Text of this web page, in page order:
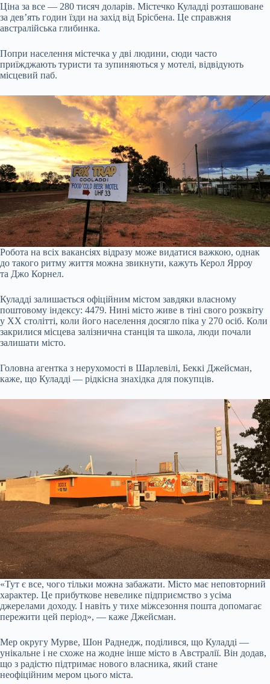
Ціна за все — 280 тисяч доларів. Містечко Куладді розташоване
за дев’ять годин їзди на захід від Брісбена. Це справжня
австралійська глибинка.
Попри населення містечка у дві людини, сюди часто
приїжджають туристи та зупиняються у мотелі, відвідують
місцевий паб.
Робота на всіх вакансіях відразу може видатися важкою, однак
до такого ритму життя можна звикнути, кажуть Керол Ярроу
та Джо Корнел.
Куладді залишається офіційним містом завдяки власному
поштовому індексу: 4479. Нині місто живе в тіні свого розквіту
у XX столітті, коли його населення досягло піка у 270 осіб. Коли
закрилися місцева залізнична станція та школа, люди почали
залишати місто.
Головна агентка з нерухомості в Шарлевілі, Беккі Джейсман,
каже, що Куладді — рідкісна знахідка для покупців.
«Тут є все, чого тільки можна забажати. Місто має неповторний
характер. Це прибуткове невелике підприємство з усіма
джерелами доходу. І навіть у тихе міжсезоння пошта допомагає
пережити цей період», — каже Джейсман.
Мер округу Мурве, Шон Раднедж, поділився, що Куладді —
унікальне і не схоже на жодне інше місто в Австралії. Він додав,
що з радістю підтримає нового власника, який стане
неофіційним мером цього міста.